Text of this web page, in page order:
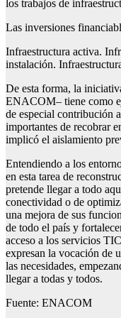
los trabajos de
Las inversiones
Infraestructura activa.
instalación.
De esta forma, la
ENACOM– tiene como
de especial contribución
importantes de recobrar
implicó el aislamiento
Entendiendo a los
en esta tarea de
pretende llegar a todo
conectividad o de
una mejora de sus
de todo el país y
acceso a los servicios
expresan la vocación de
las necesidades,
llegar a todas y todos.
Fuente: ENACOM